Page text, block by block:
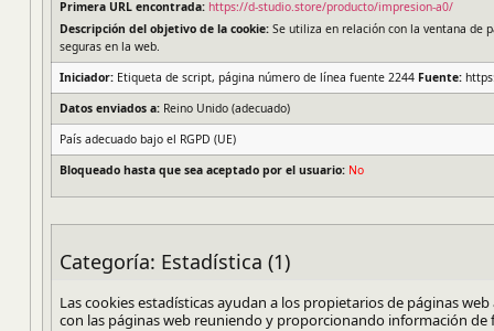
Primera URL encontrada: https://d-studio.store/producto/impresion-a0/
Descripción del objetivo de la cookie: Se utiliza en relación con la ventana de
seguras en la web.
Iniciador: Etiqueta de script, página número de línea fuente 2244 Fuente:
Datos enviados a: Reino Unido (adecuado)
País adecuado bajo el RGPD (UE)
Bloqueado hasta que sea aceptado por el usuario: No
Categoría: Estadística (1)
Las cookies estadísticas ayudan a los propietarios de páginas
con las páginas web reuniendo y proporcionando información de